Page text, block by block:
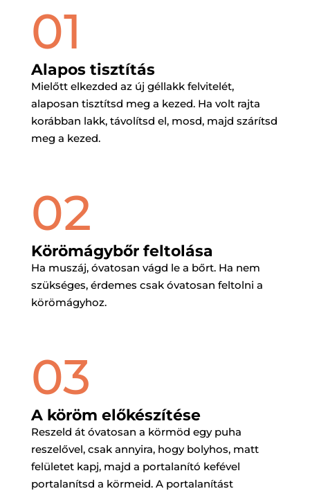
01
Alapos tisztítás
Mielőtt elkezded az új géllakk felvitelét,
alaposan tisztítsd meg a kezed. Ha volt rajta
korábban lakk, távolítsd el, mosd, majd szárítsd
meg a kezed.
02
Körömágybőr feltolása
Ha muszáj, óvatosan vágd le a bőrt. Ha nem
szükséges, érdemes csak óvatosan feltolni a
körömágyhoz.
03
A köröm előkészítése
Reszeld át óvatosan a körmöd egy puha
reszelővel, csak annyira, hogy bolyhos, matt
felületet kapj, majd a portalanító kefével
portalanítsd a körmeid. A portalanítást